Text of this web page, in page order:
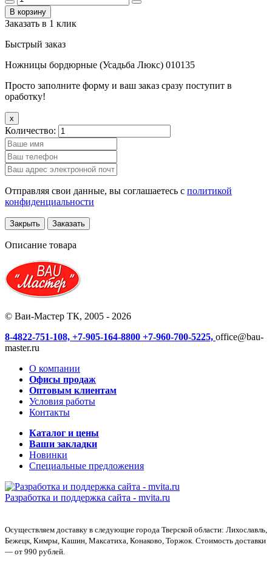
В корзину
Заказать в 1 клик
Быстрый заказ
Ножницы бордюрные (Усадьба Люкс) 010135
Просто заполните форму и ваш заказ сразу поступит в
оработку!
x
Количество:
Отправляя свои данные, вы соглашаетесь с политикой
конфиденциальности
Закрыть Заказать
Описание товара
© Ваи-Мастер ТК, 2005 - 2026
8-4822-751-108, +7-905-164-8800 +7-960-700-5225, office@bau-
master.ru
О компании
Офисы продаж
Оптовым клиентам
Условия работы
Контакты
Каталог и цены
Ваши закладки
Новинки
Специальные предложения
Разработка и поддержка сайта - mvita.ru
Осуществляем доставку в следующие города Тверской области: Лихославль,
Бежецк, Кимры, Кашин, Максатиха, Конаково, Торжок. Стоимость доставки
— от 990 рублей.